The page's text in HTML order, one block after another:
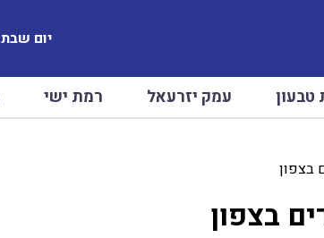
יום שבת 08.08.26
טבעון עמק יזרעאל רמת ישי
בצפון
בצפון